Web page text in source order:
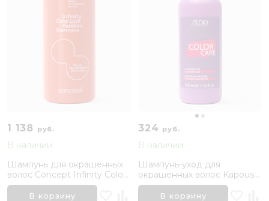
1 138 руб.
В наличии
Шампунь для окрашенных
волос Concept Infinity Color
Lock, 1000 мл
В корзину
324 руб.
В наличии
Шампунь-уход для
окрашенных волос Kapous
Studio Professional "Color
Care", 350 мл
В корзину